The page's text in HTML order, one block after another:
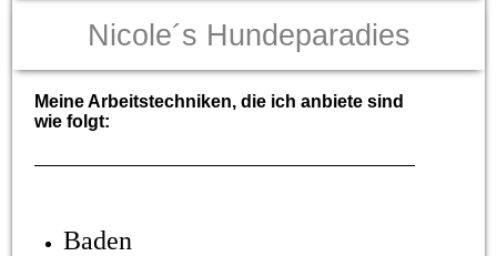
Nicole´s Hundeparadies
Meine Arbeitstechniken, die ich anbiete sind
wie folgt:
Baden